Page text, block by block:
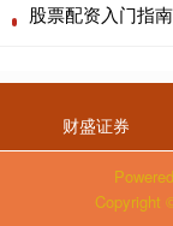
股票配资入门指
财盛证券
Copyright